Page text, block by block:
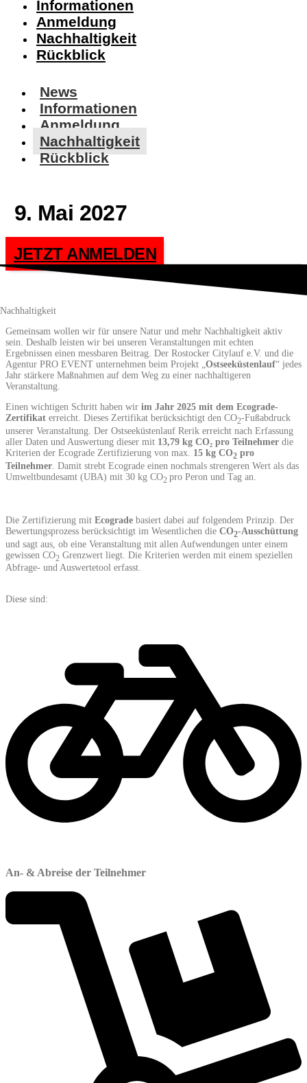
Informationen
Anmeldung
Nachhaltigkeit
Rückblick
News
Informationen
Anmeldung
Nachhaltigkeit
Rückblick
9. Mai 2027
JETZT ANMELDEN
Nachhaltigkeit
Gemeinsam wollen wir für unsere Natur und mehr Nachhaltigkeit aktiv
sein. Deshalb leisten wir bei unseren Veranstaltungen mit echten
Ergebnissen einen messbaren Beitrag. Der Rostocker Citylauf e.V. und die
Agentur PRO EVENT unternehmen beim Projekt „Ostseeküstenlauf“ jedes
Jahr stärkere Maßnahmen auf dem Weg zu einer nachhaltigeren
Veranstaltung.
Einen wichtigen Schritt haben wir im Jahr 2025 mit dem Ecograde-
Zertifikat erreicht. Dieses Zertifikat berücksichtigt den CO2-Fußabdruck
unserer Veranstaltung. Der Ostseeküstenlauf Rerik erreicht nach Erfassung
aller Daten und Auswertung dieser mit 13,79 kg CO₂ pro Teilnehmer die
Kriterien der Ecograde Zertifizierung von max. 15 kg CO2 pro
Teilnehmer . Damit strebt Ecograde einen nochmals strengeren Wert als das
Umweltbundesamt (UBA) mit 30 kg CO2 pro Peron und Tag an.
Die Zertifizierung mit Ecograde basiert dabei auf folgendem Prinzip. Der
Bewertungsprozess berücksichtigt im Wesentlichen die CO2-Ausschüttung
und sagt aus, ob eine Veranstaltung mit allen Aufwendungen unter einem
gewissen CO2 Grenzwert liegt. Die Kriterien werden mit einem speziellen
Abfrage- und Auswertetool erfasst.
Diese sind:
An- & Abreise der Teilnehmer